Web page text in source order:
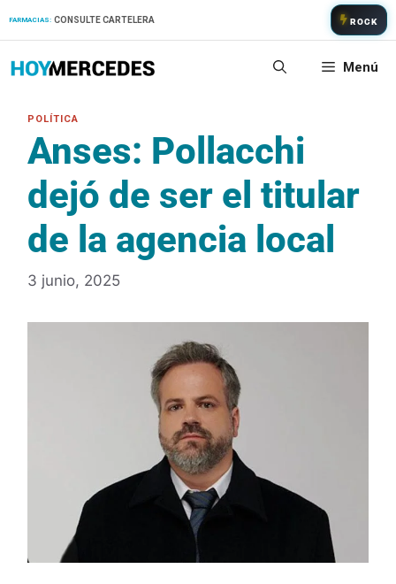
FARMACIAS: CONSULTE CARTELERA ROCK
Menú
Anses: Pollacchi
dejó de ser el titular
de la agencia local
3 junio, 2025